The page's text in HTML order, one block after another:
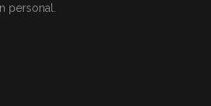
personal.